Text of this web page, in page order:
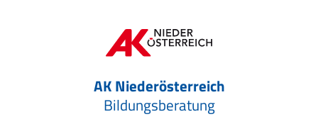
AK Niederösterreich
Bildungsberatung